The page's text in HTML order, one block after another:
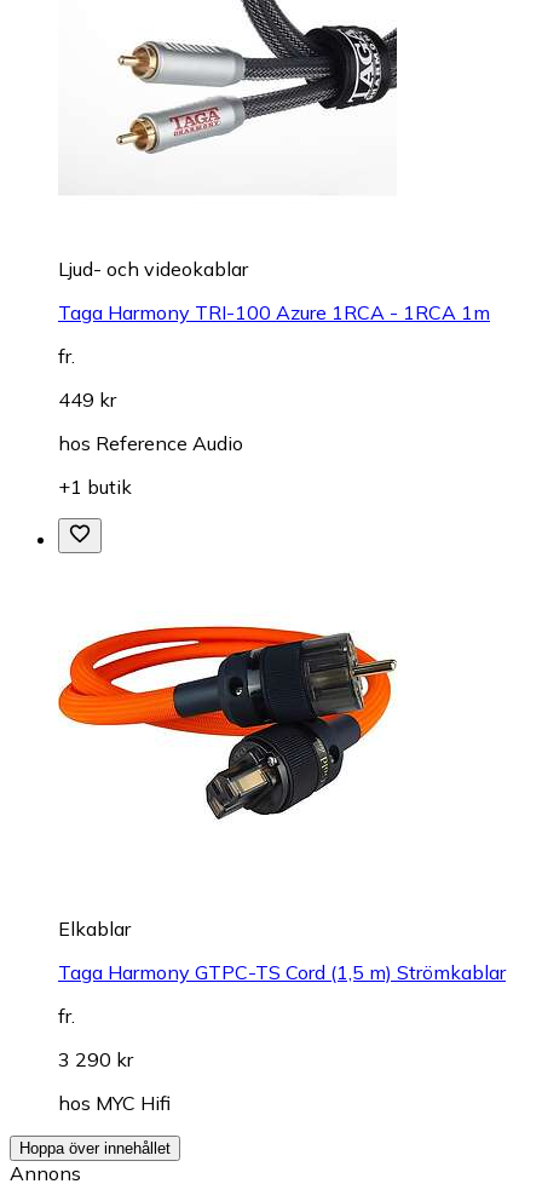
Ljud- och videokablar
Taga Harmony TRI-100 Azure 1RCA - 1RCA 1m
fr.
449 kr
hos Reference Audio
+1 butik
Elkablar
Taga Harmony GTPC-TS Cord (1,5 m) Strömkablar
fr.
3 290 kr
hos MYC Hifi
Hoppa över innehållet
Annons